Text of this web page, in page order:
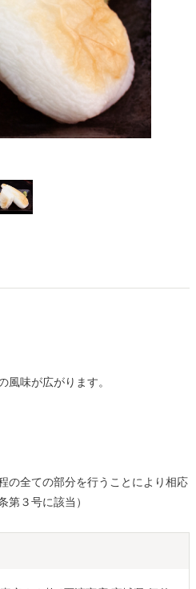
風味が広がります。
の全ての部分を行うことにより相応
第３号に該当）